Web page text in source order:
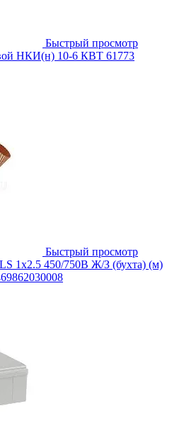
Быстрый просмотр
НКИ(н) 10-6 КВТ 61773
Быстрый просмотр
1х2.5 450/750В Ж/З (бухта) (м)